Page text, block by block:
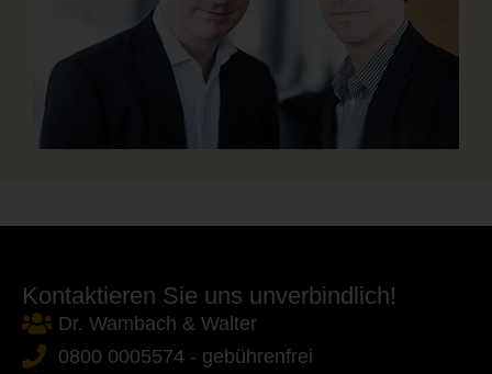
Kontaktieren Sie uns unverbindlich!
Dr. Wambach & Walter
0800 0005574 - gebührenfrei